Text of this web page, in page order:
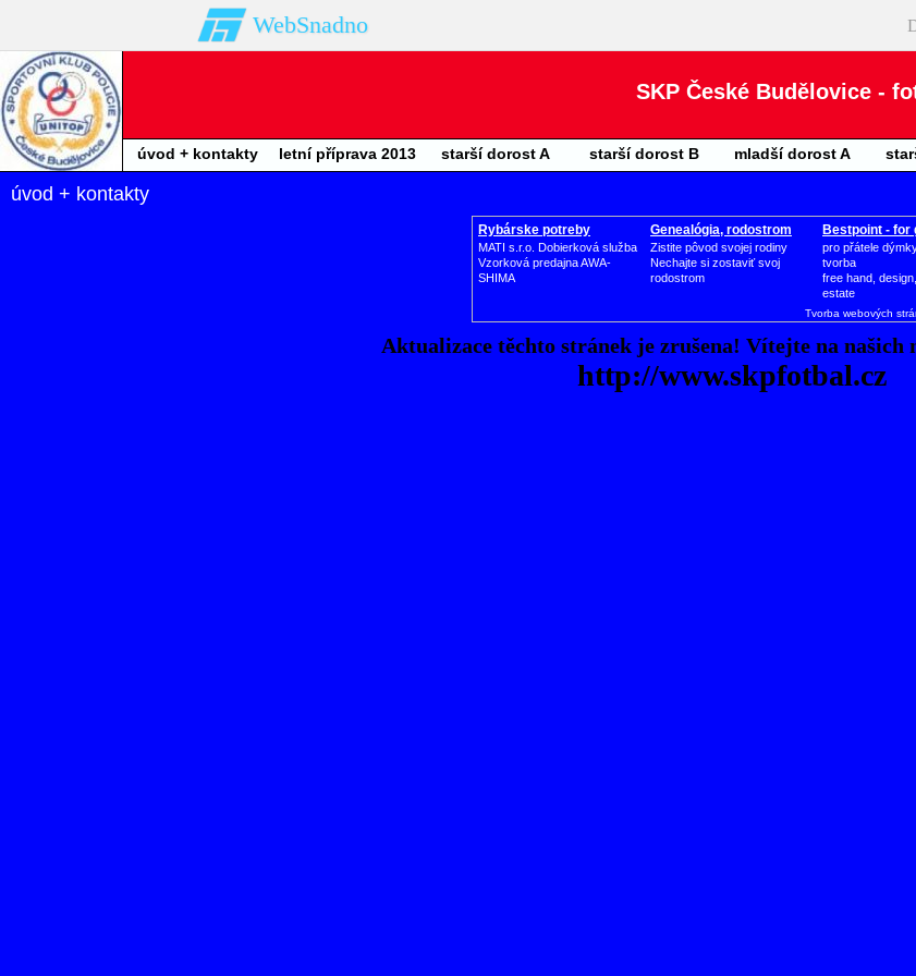
WebSnadno
SKP České Budělovice -
úvod + kontakty letní příprava 2013 starší dorost A starší dorost B mladší dorost A
úvod + kontakty
Rybárske potreby
MATI s.r.o. Dobierková služba
Vzorková predajna AWA-
SHIMA
Genealógia, rodostrom
Zistite pôvod svojej rodiny
Nechajte si zostaviť svoj
rodostrom
Bestpoint - for
pro přátele
tvorba
free hand,
estate
Tvorba webových
Aktualizace těchto stránek je zrušena! Vítejte na našich
http://www.skpfotbal.cz